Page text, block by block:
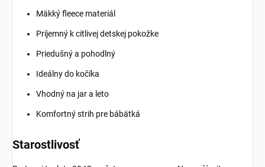
Mäkký fleece materiál
Príjemný k citlivej detskej pokožke
Priedušný a pohodlný
Ideálny do kočíka
Vhodný na jar a leto
Komfortný strih pre bábätká
Starostlivosť